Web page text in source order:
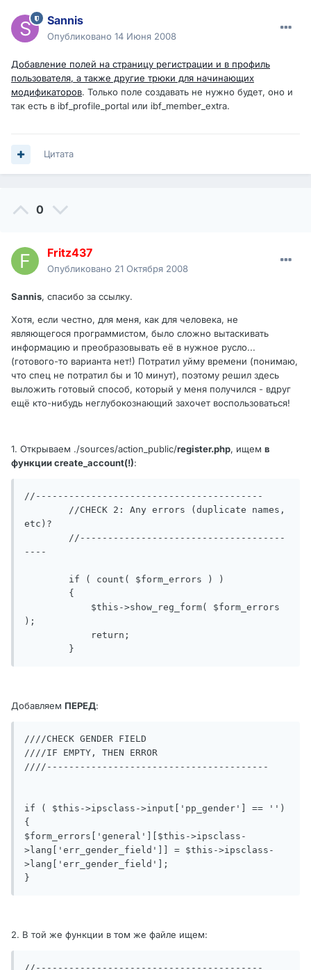
Sannis
Опубликовано 14 Июня 2008
Добавление полей на страницу регистрации и в профиль
пользователя, а также другие трюки для начинающих
модификаторов. Только поле создавать не нужно будет, оно и
так есть в ibf_profile_portal или ibf_member_extra.
Цитата
0
Fritz437
Опубликовано 21 Октября 2008
Sannis, спасибо за ссылку.
Хотя, если честно, для меня, как для человека, не
являющегося программистом, было сложно вытаскивать
информацию и преобразовывать её в нужное русло...
(готового-то варианта нет!) Потратил уйму времени (понимаю,
что спец не потратил бы и 10 минут), поэтому решил здесь
выложить готовый способ, который у меня получился - вдруг
ещё кто-нибудь неглубокознающий захочет воспользоваться!
1. Открываем ./sources/action_public/register.php, ищем в
функции create_account(!):
//-----------------------------------------
//CHECK 2: Any errors (duplicate names,
etc)?
//-------------------------------------
----
if ( count( $form_errors ) )
{
$this->show_reg_form( $form_errors
);
return;
}
Добавляем ПЕРЕД:
////CHECK GENDER FIELD
////IF EMPTY, THEN ERROR
////----------------------------------------
if ( $this->ipsclass->input['pp_gender'] == '')
{
$form_errors['general'][$this->ipsclass-
>lang['err_gender_field']] = $this->ipsclass-
>lang['err_gender_field'];
}
2. В той же функции в том же файле ищем:
//-----------------------------------------